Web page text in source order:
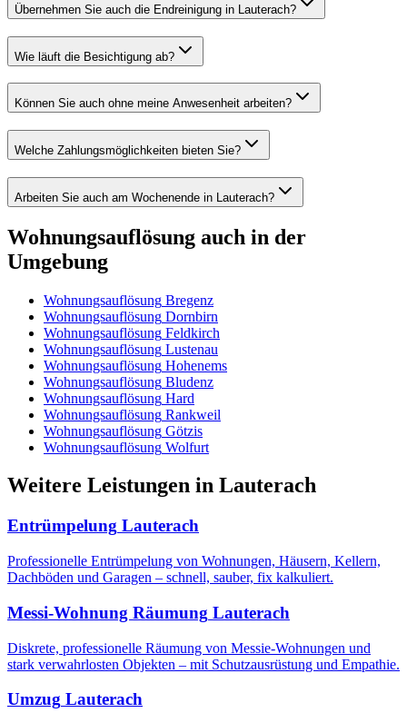
Übernehmen Sie auch die Endreinigung in Lauterach?
Wie läuft die Besichtigung ab?
Können Sie auch ohne meine Anwesenheit arbeiten?
Welche Zahlungsmöglichkeiten bieten Sie?
Arbeiten Sie auch am Wochenende in Lauterach?
Wohnungsauflösung auch in der
Umgebung
Wohnungsauflösung Bregenz
Wohnungsauflösung Dornbirn
Wohnungsauflösung Feldkirch
Wohnungsauflösung Lustenau
Wohnungsauflösung Hohenems
Wohnungsauflösung Bludenz
Wohnungsauflösung Hard
Wohnungsauflösung Rankweil
Wohnungsauflösung Götzis
Wohnungsauflösung Wolfurt
Weitere Leistungen in Lauterach
Entrümpelung Lauterach
Professionelle Entrümpelung von Wohnungen, Häusern, Kellern,
Dachböden und Garagen – schnell, sauber, fix kalkuliert.
Messi-Wohnung Räumung Lauterach
Diskrete, professionelle Räumung von Messie-Wohnungen und
stark verwahrlosten Objekten – mit Schutzausrüstung und Empathie.
Umzug Lauterach